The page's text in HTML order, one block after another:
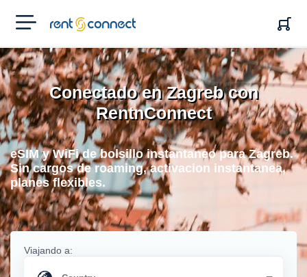
RENT'N
CONNECT
Conectado en Zagreb con
RentnConnect
eSIM y WiFi de bolsillo instantaneo para Zagreb.
Sin cargos de roaming, activacion instantanea,
planes flexibles.
Viajando a: